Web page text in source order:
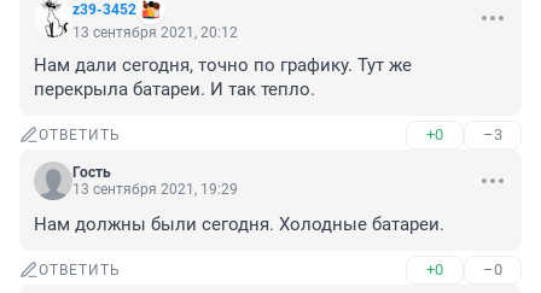
z39-3452
13 сентября 2021, 20:12
Нам дали сегодня, точно по графику. Тут же
перекрыла батареи. И так тепло.
ОТВЕТИТЬ +0 –3
Гость
13 сентября 2021, 19:29
Нам должны были сегодня. Холодные батареи.
ОТВЕТИТЬ +0 –0